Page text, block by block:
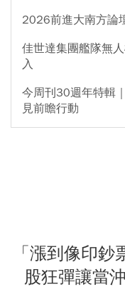
2026前進大南方論
佳世達集團艦隊無
入
今周刊30週年特輯
見前瞻行動
「漲到像印
股狂彈讓當